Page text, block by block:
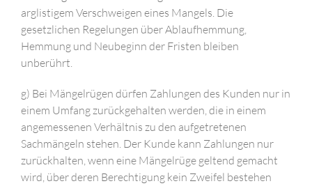
arglistigem Verschweigen eines Mangels. Die
gesetzlichen Regelungen über Ablaufhemmung,
Hemmung und Neubeginn der Fristen bleiben
unberührt.
g) Bei Mängelrügen dürfen Zahlungen des Kunden nur in
einem Umfang zurückgehalten werden, die in einem
angemessenen Verhältnis zu den aufgetretenen
Sachmängeln stehen. Der Kunde kann Zahlungen nur
zurückhalten, wenn eine Mängelrüge geltend gemacht
wird, über deren Berechtigung kein Zweifel bestehen